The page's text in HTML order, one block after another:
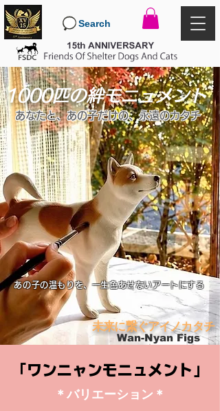
Search
1000匹の絆モニュメント
あなたと、あの子だけの、永遠のカタチ
あの子の温もりを、一生色あせないアートにする
未来に繋ぐアイノカタチ
Wan-Nyan Figs
「ワンニャンモニュメント」
＊バリエーション＊